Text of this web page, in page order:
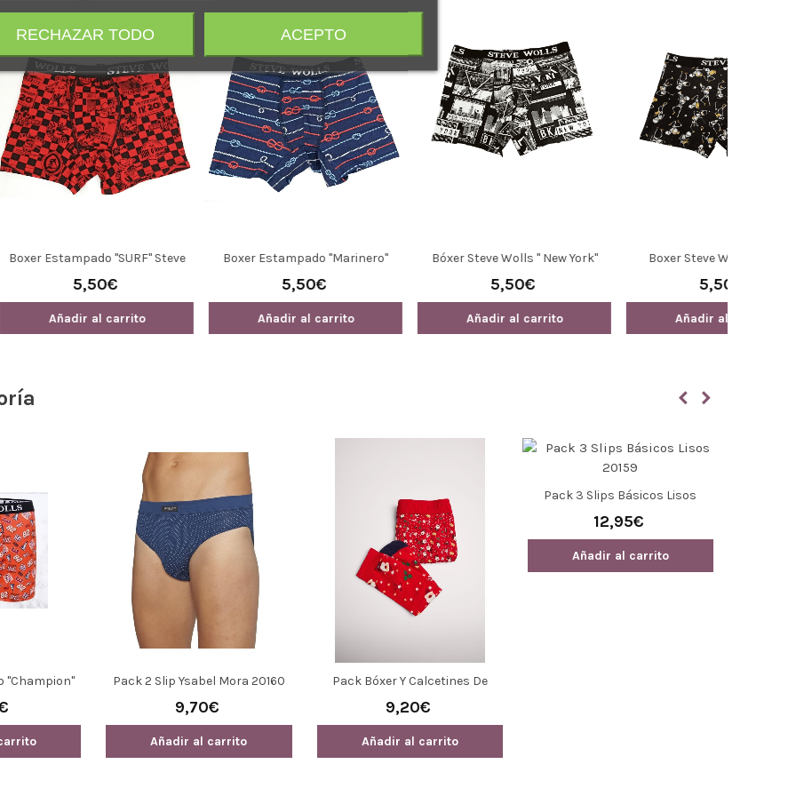
"Marinero"
Bóxer Steve Wolls " New York" Boxer Steve Wolls " Sckull"
Boxer Estampado "Combate"
"Champion"
Pack 2 Slip Ysabel Mora 20160
9,70€
Añadir al carrito
Pack Bóxer Y Calcetines De
Navidad Para Hombre 20340
Ysabel Mora
9,20€
Añadir al carrito
Pack 3 Slips Básicos Lisos
20159
12,95€
Añadir al carrito
RECHAZAR TODO ACEPTO